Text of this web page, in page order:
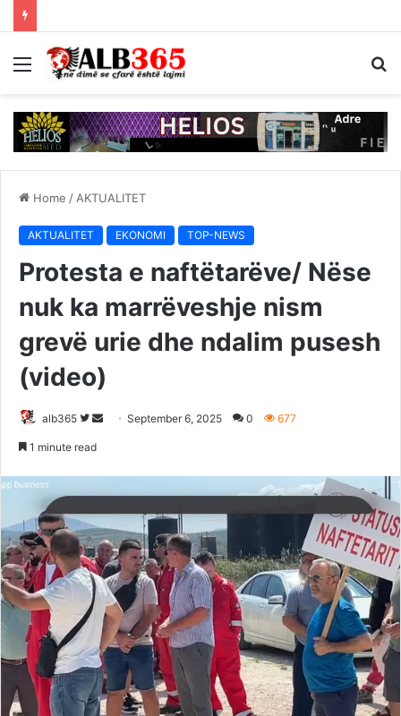
Menu
Home / AKTUALITET
AKTUALITET EKONOMI TOP-NEWS
Protesta e naftëtarëve/ Nëse
nuk ka marrëveshje nism
grevë urie dhe ndalim pusesh
(video)
alb365
Follow
Send September 6, 2025 0 677
1 minute read